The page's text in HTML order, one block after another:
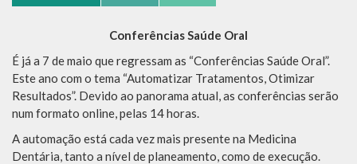
Conferências Saúde Oral
É já a 7 de maio que regressam as “Conferências Saúde Oral”.
Este ano com o tema “Automatizar Tratamentos, Otimizar
Resultados”. Devido ao panorama atual, as conferências serão
num formato online, pelas 14 horas.
A automação está cada vez mais presente na Medicina
Dentária, tanto a nível de planeamento, como de execução.